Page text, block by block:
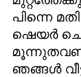
പിന്നെ
ഷെയര്‍
ഞങ്ങള്‍